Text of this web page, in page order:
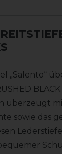
„Salento“
überzeugt
sowie das